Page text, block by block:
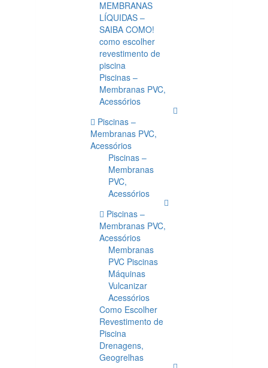
MEMBRANAS
LÍQUIDAS –
SAIBA COMO!
como escolher
revestimento de
piscina
Piscinas –
Membranas PVC,
Acessórios
Piscinas –
Membranas PVC,
Acessórios
Piscinas –
Membranas
PVC,
Acessórios
Piscinas –
Membranas PVC,
Acessórios
Membranas
PVC Piscinas
Máquinas
Vulcanizar
Acessórios
Como Escolher
Revestimento de
Piscina
Drenagens,
Geogrelhas